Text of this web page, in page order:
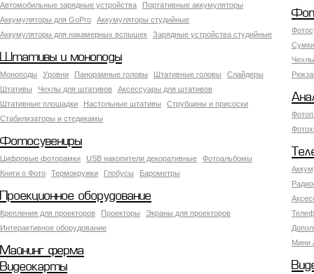
Автомобильные зарядные устройства
Портативные аккумуляторы
Аккумуляторы для GoPro
Аккумуляторы студийные
Аккумуляторы для накамерных вспышек
Зарядные устройства студийные
Штативы и моноподы
Моноподы Уровни Панорамные головы Штативные головы
Слайдеры
Штативы
Чехлы для штативов
Аксессуары для штативов
Штативные площадки
Настольные штативы
Струбцины и присоски
Стабилизаторы и стедикамы
Фотосувениры
Цифровые фоторамки USB накопители декоративные
Фотоальбомы
Книги о Фото
Термокружки Глобусы Барометры
Мини
Проекционное оборудование
Крепления для проекторов Проекторы
Экраны для проекторов
Интерактивное оборудование
Майнинг ферма
Видеокарты